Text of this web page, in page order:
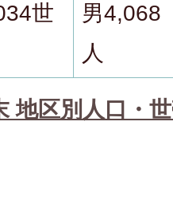
世
男4,068
人
地区別人口・